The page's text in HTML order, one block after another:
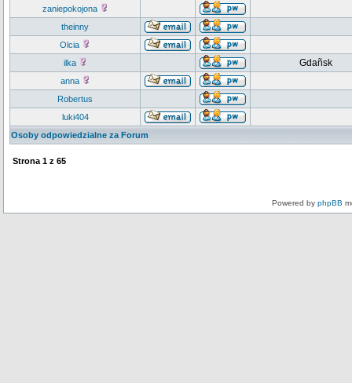
zaniepokojona
theinny
Olcia
ilka
Gdañsk
anna
Robertus
luki404
Osoby odpowiedzialne za Forum
Strona 1 z 65
Powered by phpBB